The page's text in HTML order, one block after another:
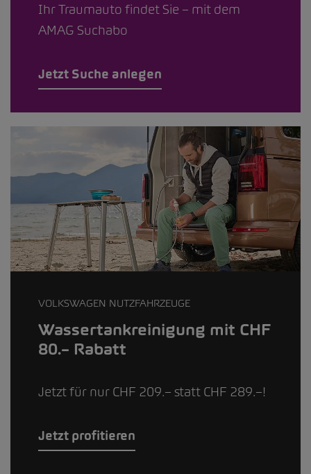
Ihr Traumauto findet Sie – mit dem
AMAG Suchabo
Jetzt Suche anlegen
VOLKSWAGEN NUTZFAHRZEUGE
Wassertankreinigung mit CHF
80.– Rabatt
Jetzt für nur CHF 209.– statt CHF 289.–!
Jetzt profitieren